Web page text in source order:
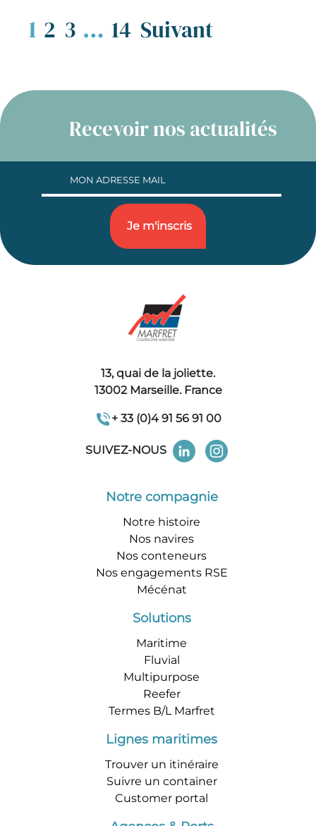
Pagination
des
1 2 3 … 14 Suivant
Recevoir nos actualités
13, quai de la joliette.
13002 Marseille. France
+ 33 (0)4 91 56 91 00
SUIVEZ-NOUS
Notre compagnie
Notre histoire
Nos navires
Nos conteneurs
Nos engagements RSE
Mécénat
Solutions
Maritime
Fluvial
Multipurpose
Reefer
Termes B/L Marfret
Lignes maritimes
Trouver un itinéraire
Suivre un container
Customer portal